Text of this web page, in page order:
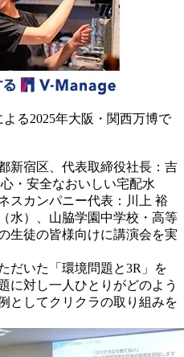
よる2025年大阪・関西万博で
新宿区、代表取締役社長：吉
・安全なおいしい宅配水
スカンパニー代表：川上 裕
水）、山脇学園中学校・高等
生徒の皆様向けに講演会を実
だいた「環境問題と3R」を
に対し一人ひとりがどのよう
としてクリクラの取り組みを